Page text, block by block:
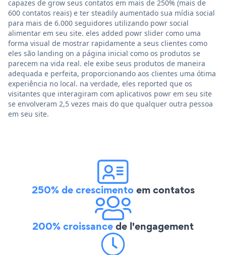
capazes de grow seus contatos em mais de 250% (mais de
600 contatos reais) e ter steadily aumentado sua mídia social
para mais de 6.000 seguidores utilizando powr social
alimentar em seu site. eles added powr slider como uma
forma visual de mostrar rapidamente a seus clientes como
eles são landing on a página inicial como os produtos se
parecem na vida real. ele exibe seus produtos de maneira
adequada e perfeita, proporcionando aos clientes uma ótima
experiência no local. na verdade, eles reported que os
visitantes que interagiram com aplicativos powr em seu site
se envolveram 2,5 vezes mais do que qualquer outra pessoa
em seu site.
250% de crescimentoem contatos
200% croissancede l'engagement